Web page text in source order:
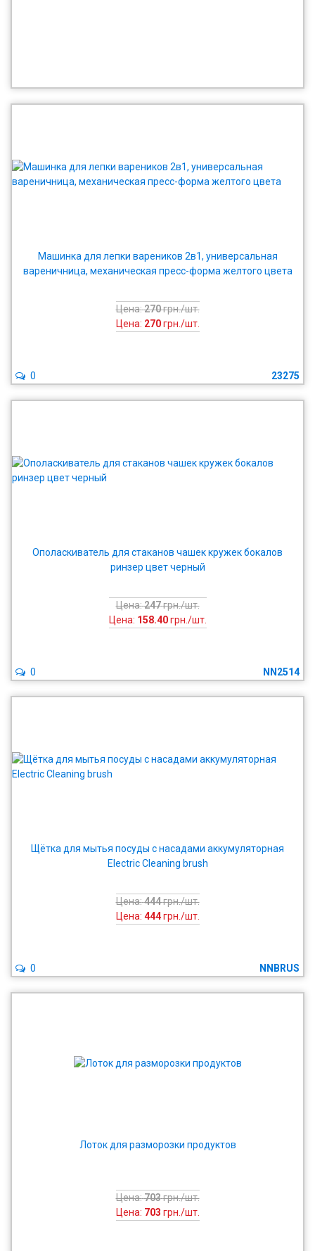
Машинка для лепки вареников 2в1, универсальная
вареничница, механическая пресс-форма желтого цвета
Цена:270грн./шт.
Цена: 270 грн./шт.
23275
0
Ополаскиватель для стаканов чашек кружек бокалов
ринзер цвет черный
Цена:247грн./шт.
Цена: 158.40 грн./шт.
NN2514
0
Щётка для мытья посуды с насадами аккумуляторная
Electric Cleaning brush
Цена:444грн./шт.
Цена: 444 грн./шт.
NNBRUS
0
Лоток для разморозки продуктов
Цена:703грн./шт.
Цена: 703 грн./шт.